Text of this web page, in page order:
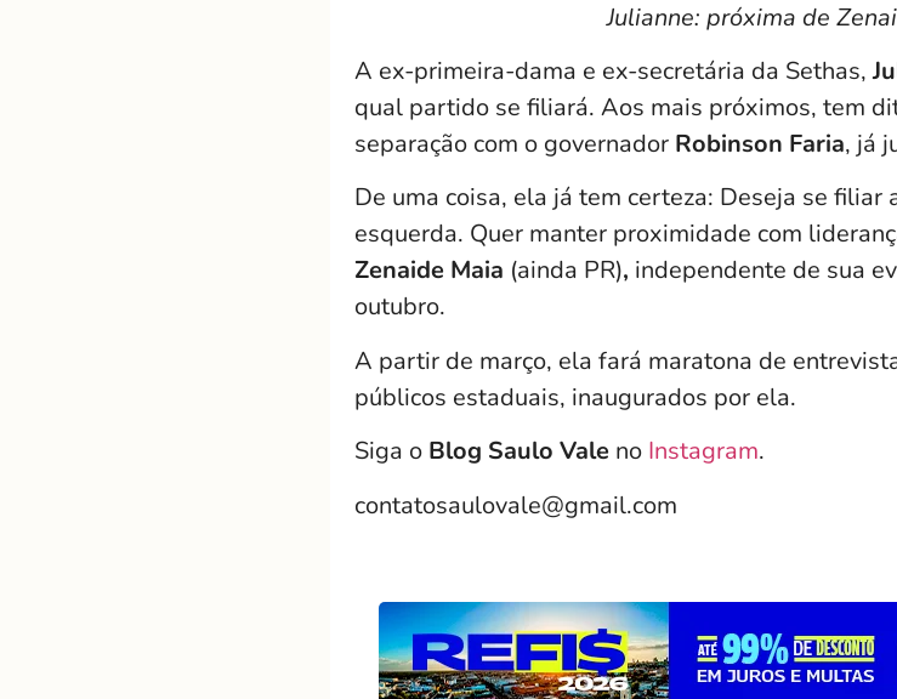
Julianne: próxima de
A ex-primeira-dama e ex-secretária da Sethas,
qual partido se filiará. Aos mais próximos, tem
separação com o governador Robinson Faria, já
De uma coisa, ela já tem certeza: Deseja se
esquerda. Quer manter proximidade com
Zenaide Maia (ainda PR), independente de sua
outubro.
A partir de março, ela fará maratona de
públicos estaduais, inaugurados por ela.
Siga o Blog Saulo Vale no Instagram.
contatosaulovale@gmail.com